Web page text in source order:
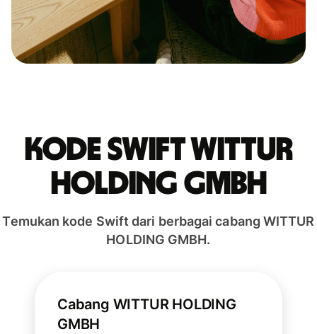
Kode Swift WITTUR
HOLDING GMBH
Temukan kode Swift dari berbagai cabang WITTUR
HOLDING GMBH.
Cabang WITTUR HOLDING
GMBH